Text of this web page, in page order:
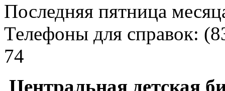
Последняя пятница
Телефоны для справок:
74
Центральная детская